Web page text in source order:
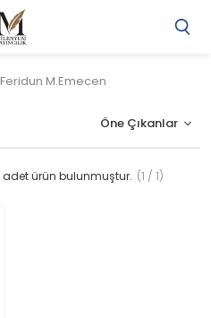
Feridun M.Emecen
adet ürün bulunmuştur. (1 / 1)